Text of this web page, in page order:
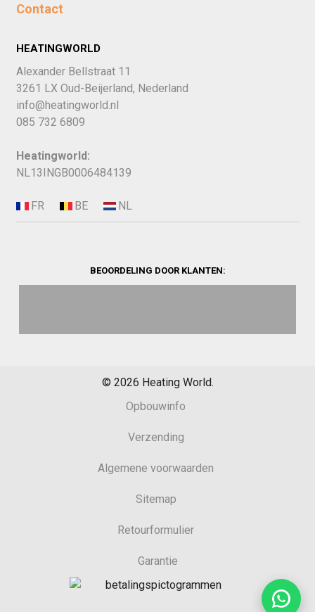
Contact
HEATINGWORLD
Alexander Bellstraat 11
3261 LX Oud-Beijerland, Nederland
info@heatingworld.nl
085 732 6809
Heatingworld:
NL13INGB0006484139
BEOORDELING DOOR KLANTEN:
© 2026 Heating World.
Opbouwinfo
Verzending
Algemene voorwaarden
Sitemap
Retourformulier
Garantie